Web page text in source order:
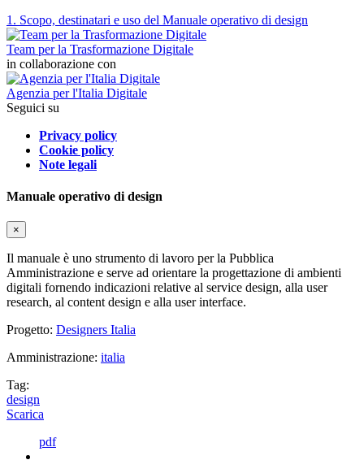
1. Scopo, destinatari e uso del Manuale operativo di design
Team per la Trasformazione Digitale
in collaborazione con
Agenzia per l'Italia Digitale
Seguici su
Privacy policy
Cookie policy
Note legali
Manuale operativo di design
×
Il manuale è uno strumento di lavoro per la Pubblica
Amministrazione e serve ad orientare la progettazione di ambienti
digitali fornendo indicazioni relative al service design, alla user
research, al content design e alla user interface.
Progetto: Designers Italia
Amministrazione: italia
Tag:
design
Scarica
pdf